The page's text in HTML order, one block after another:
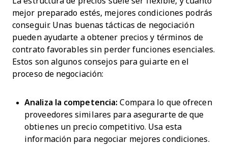
mejor preparado estés, mejores condiciones podrás
conseguir. Unas buenas tácticas de negociación
pueden ayudarte a obtener precios y términos de
contrato favorables sin perder funciones esenciales.
Estos son algunos consejos para guiarte en el
proceso de negociación:
Analiza la competencia: Compara lo que ofrecen
proveedores similares para asegurarte de que
obtienes un precio competitivo. Usa esta
información para negociar mejores condiciones.